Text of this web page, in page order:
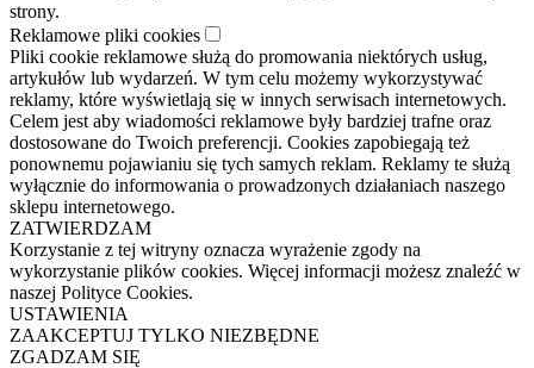
strony.
Reklamowe pliki cookies
Pliki cookie reklamowe służą do promowania niektórych usług,
artykułów lub wydarzeń. W tym celu możemy wykorzystywać
reklamy, które wyświetlają się w innych serwisach internetowych.
Celem jest aby wiadomości reklamowe były bardziej trafne oraz
dostosowane do Twoich preferencji. Cookies zapobiegają też
ponownemu pojawianiu się tych samych reklam. Reklamy te służą
wyłącznie do informowania o prowadzonych działaniach naszego
sklepu internetowego.
ZATWIERDZAM
Korzystanie z tej witryny oznacza wyrażenie zgody na
wykorzystanie plików cookies. Więcej informacji możesz znaleźć w
naszej Polityce Cookies.
USTAWIENIA
ZAAKCEPTUJ TYLKO NIEZBĘDNE
ZGADZAM SIĘ